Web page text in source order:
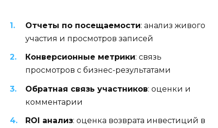
Отчеты по посещаемости: анализ живого
участия и просмотров записей
Конверсионные метрики: связь
просмотров с бизнес-результатами
Обратная связь участников: оценки и
комментарии
ROI анализ: оценка возврата инвестиций в